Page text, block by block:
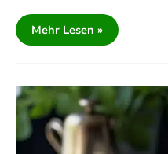
Mehr Lesen »